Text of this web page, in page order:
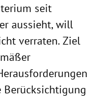
seit
aussieht, will
verraten. Ziel
Berücksichtigung